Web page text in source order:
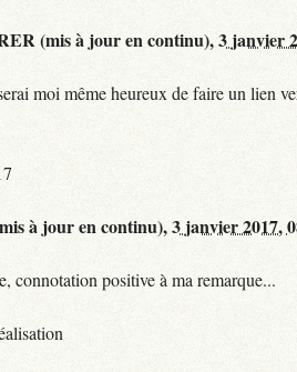
(mis à jour en continu),3 janvier
moi même heureux de faire un lien
à jour en continu),3 janvier 2017,
connotation positive à ma remarque...